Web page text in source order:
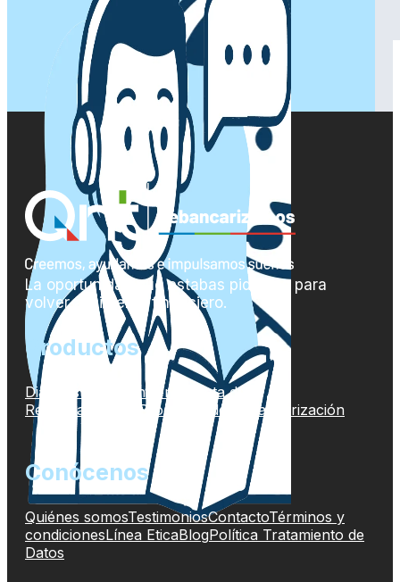
La oportunidad que estabas pidiendo para
volver al sistema financiero.
Productos
Diagnóstico Financiero
Tarjeta de
Rebancarización
Programa de Rebancarización
Conócenos
Quiénes somosTestimoniosContactoTérminos y
condicionesLínea EticaBlogPolítica Tratamiento de
Datos